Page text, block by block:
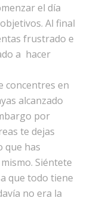
el día
Al final
frustrado e
a hacer
concentres en
alcanzado
por
te dejas
que has
Siéntete
que todo tiene
no era la